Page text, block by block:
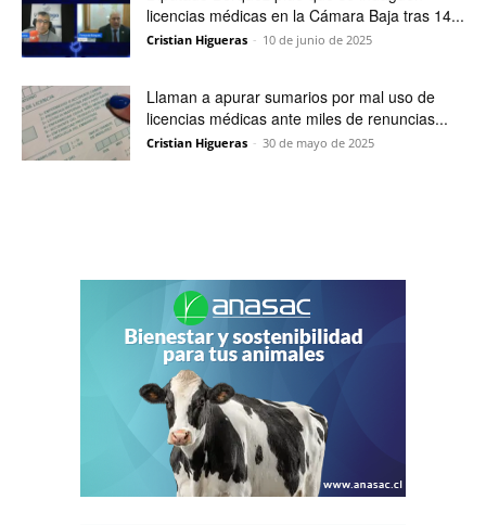
licencias médicas en la Cámara Baja tras 14...
Cristian Higueras - 10 de junio de 2025
Llaman a apurar sumarios por mal uso de
licencias médicas ante miles de renuncias...
Cristian Higueras - 30 de mayo de 2025